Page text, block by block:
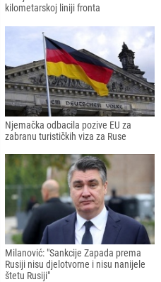
kilometarskoj liniji fronta
Njemačka odbacila pozive EU za
zabranu turističkih viza za Ruse
Milanović: "Sankcije Zapada prema
Rusiji nisu djelotvorne i nisu nanijele
štetu Rusiji"